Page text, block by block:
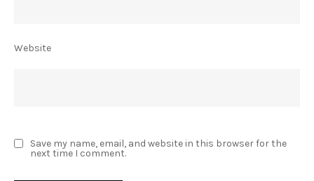
Website
Save my name, email, and website in this browser for the
next time I comment.